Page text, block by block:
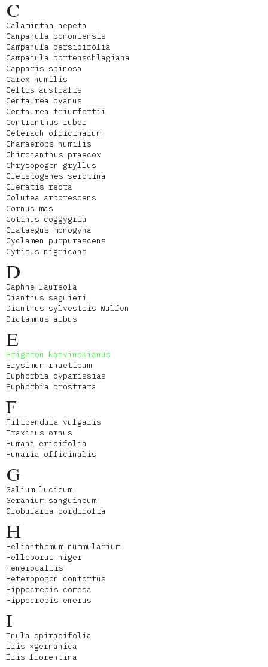
C
Calamintha nepeta
Campanula bononiensis
Campanula persicifolia
Campanula portenschlagiana
Capparis spinosa
Carex humilis
Celtis australis
Centaurea cyanus
Centaurea triumfettii
Centranthus ruber
Ceterach officinarum
Chamaerops humilis
Chimonanthus praecox
Chrysopogon gryllus
Cleistogenes serotina
Clematis recta
Colutea arborescens
Cornus mas
Cotinus coggygria
Crataegus monogyna
Cyclamen purpurascens
Cytisus nigricans
D
Daphne laureola
Dianthus seguieri
Dianthus sylvestris Wulfen
Dictamnus albus
E
Erigeron karvinskianus
Erysimum rhaeticum
Euphorbia cyparissias
Euphorbia prostrata
F
Filipendula vulgaris
Fraxinus ornus
Fumana ericifolia
Fumaria officinalis
G
Galium lucidum
Geranium sanguineum
Globularia cordifolia
H
Helianthemum nummularium
Helleborus niger
Hemerocallis
Heteropogon contortus
Hippocrepis comosa
Hippocrepis emerus
I
Inula spiraeifolia
Iris ×germanica
Iris florentina